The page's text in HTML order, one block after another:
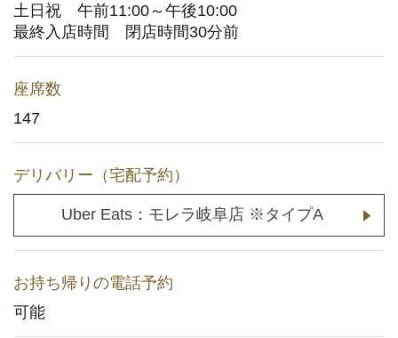
ご意見・お問い合わせフォーム
メディア取材に関するお問い合わせ
(YouTuberの方もこちら)
店舗用地に関するお問い合わせ
採用情報
企業情報
土日祝 午前11:00～午後10:00
最終入店時間 閉店時間30分前
座席数
147
デリバリー（宅配予約）
Uber Eats：モレラ岐阜店 ※タイプA
お持ち帰りの電話予約
可能